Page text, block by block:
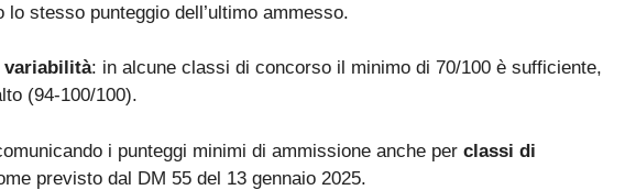
stesso punteggio dell’ultimo ammesso.
: in alcune classi di concorso il minimo di 70/100 è sufficiente,
(94-100/100).
i punteggi minimi di ammissione anche per classi di
previsto dal DM 55 del 13 gennaio 2025.